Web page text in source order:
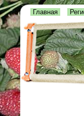
Главная